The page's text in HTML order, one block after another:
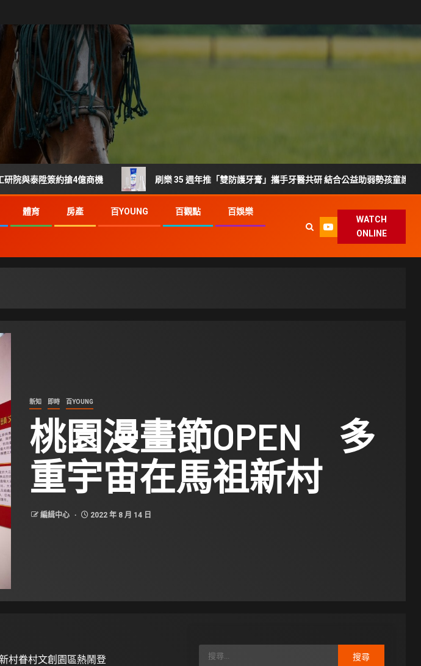
約搶4億商機 刷樂 35 週年推「雙防護牙膏」攜手牙醫共研 結合公益助弱勢孩童護齒
體育 房產 百YOUNG 百觀點 百娛樂
WATCH
ONLINE
新知 即時 百YOUNG
桃園漫畫節OPEN 多
重宇宙在馬祖新村
編緝中心 2022 年 8 月 14 日
村眷村文創園區熱鬧登